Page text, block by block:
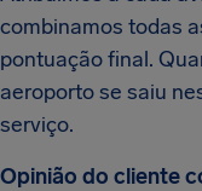
combinamos todas
pontuação final.
aeroporto se saiu
serviço.
Opinião do cliente